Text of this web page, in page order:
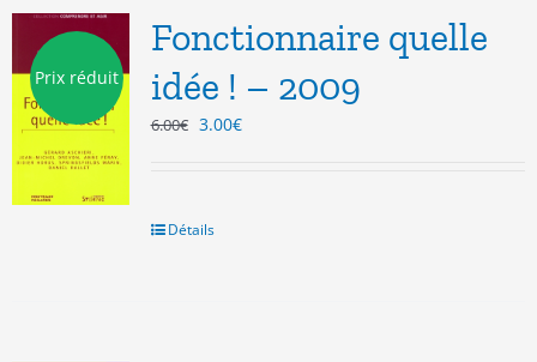
Prix réduit
Fonctionnaire quelle
idée ! – 2009
6.00€ Le
6.00€.
3.00€Le
Détails